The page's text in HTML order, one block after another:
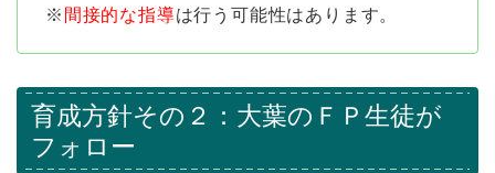
※ 間接的な指導は行う可能性はあります。
育成方針その２：大葉のＦＰ生徒が
フォロー